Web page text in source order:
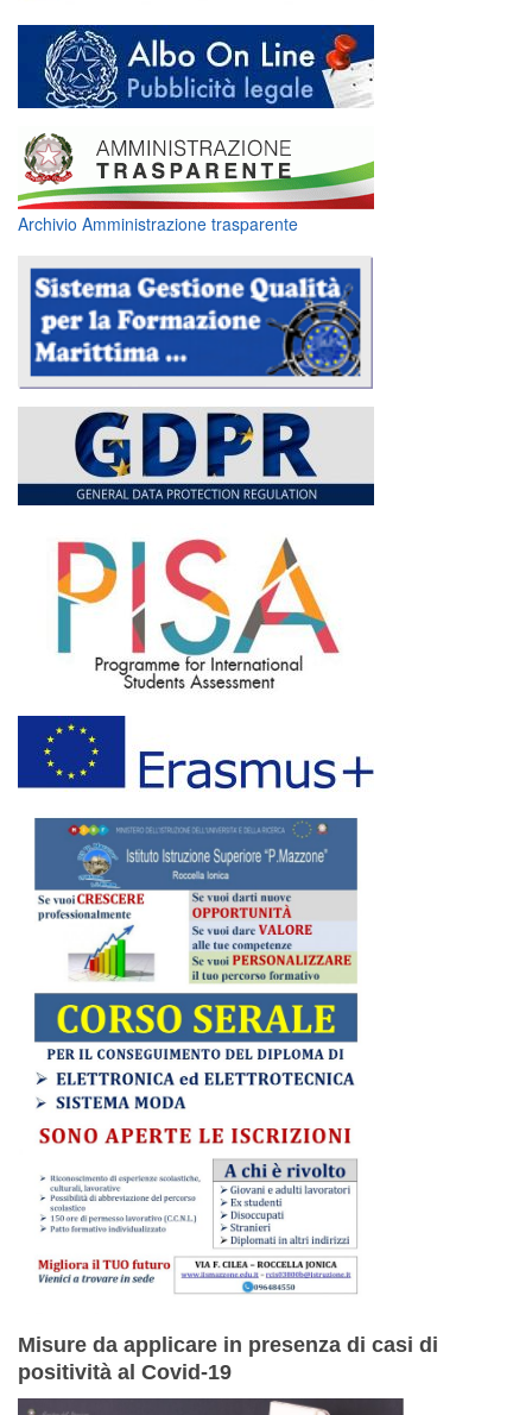
Archivio Amministrazione trasparente
Misure da applicare in presenza di casi di
positività al Covid-19